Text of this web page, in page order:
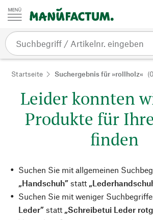
Zum Inhalt springen
Startseite Suchergebnis für »rollholz«
Leider konnten
Produkte für
finden
Suchen Sie mit allgemeinen
„Handschuh” statt
Suchen Sie mit weniger
Leder” statt „Schreibetui Leder